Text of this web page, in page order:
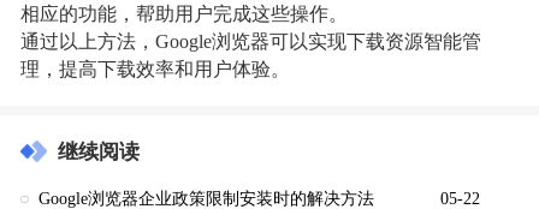
相应的功能，帮助用户完成这些操作。
通过以上方法，Google浏览器可以实现下载资源智能管
理，提高下载效率和用户体验。
继续阅读
Google浏览器企业政策限制安装时的解决方法 05-22